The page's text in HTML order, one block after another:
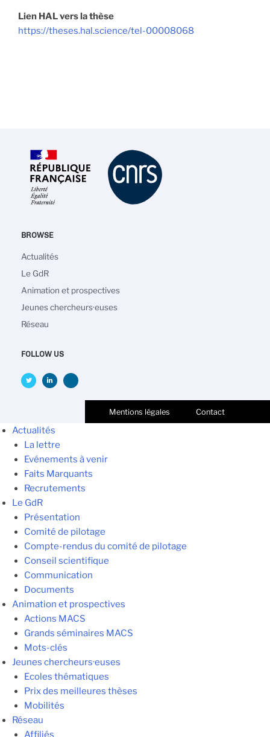
Lien HAL vers la thèse
https://theses.hal.science/tel-00008068
BROWSE
Navigation
principale
Actualités
Le GdR
Animation et prospectives
Jeunes chercheurs·euses
Réseau
FOLLOW US
Mentions légales Contact
Actualités
La lettre
Evénements à venir
Faits Marquants
Recrutements
Le GdR
Présentation
Comité de pilotage
Compte-rendus du comité de pilotage
Conseil scientifique
Communication
Documents
Animation et prospectives
Actions MACS
Grands séminaires MACS
Mots-clés
Jeunes chercheurs·euses
Ecoles thématiques
Prix des meilleures thèses
Mobilités
Réseau
Affiliés